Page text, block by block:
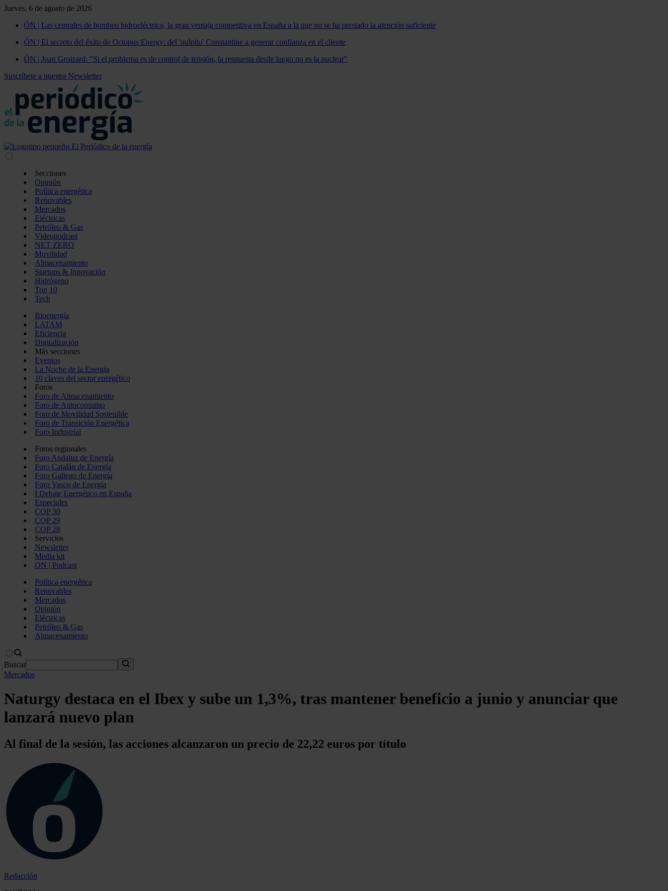
Jueves, 6 de agosto de 2026
ÓN | Las centrales de bombeo hidroeléctrico, la gran ventaja competitiva en España a la que no se ha prestado la atención suficiente
ÓN | El secreto del éxito de Octopus Energy: del 'pulpito' Constantine a generar confianza en el cliente
ÓN | Joan Groizard: "Si el problema es de control de tensión, la respuesta desde luego no es la nuclear"
Suscríbete a nuestra Newsletter
Secciones
Opinión
Política energética
Renovables
Mercados
Eléctricas
Petróleo & Gas
Videopodcast
NET ZERO
Movilidad
Almacenamiento
Startups & Innovación
Hidrógeno
Top 10
Tech
Bioenergía
LATAM
Eficiencia
Digitalización
Más secciones
Eventos
La Noche de la Energía
10 claves del sector energético
Foros
Foro de Almacenamiento
Foro de Autoconsumo
Foro de Movilidad Sostenible
Foro de Transición Energética
Foro Industrial
Foros regionales
Foro Andaluz de Energía
Foro Catalán de Energía
Foro Gallego de Energía
Foro Vasco de Energía
I Debate Energético en España
Especiales
COP 30
COP 29
COP 28
Servicios
Newsletter
Media kit
ON | Podcast
Política energética
Renovables
Mercados
Opinión
Eléctricas
Petróleo & Gas
Almacenamiento
Buscar
Mercados
Naturgy destaca en el Ibex y sube un 1,3%, tras mantener beneficio a junio y anunciar que
lanzará nuevo plan
Al final de la sesión, las acciones alcanzaron un precio de 22,22 euros por título
Redacción